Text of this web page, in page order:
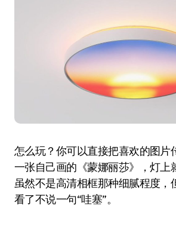
怎么玩？你可以直接把喜欢的图片
一张自己画的《蒙娜丽莎》，灯上
虽然不是高清相框那种细腻程度，
看了不说一句“哇塞”。